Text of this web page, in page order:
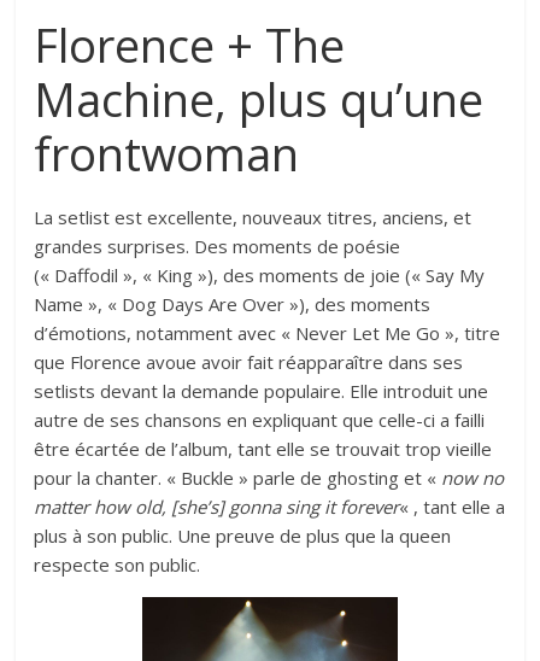
Florence + The
Machine, plus qu’une
frontwoman
La setlist est excellente, nouveaux titres, anciens, et
grandes surprises. Des moments de poésie
(« Daffodil », « King »), des moments de joie (« Say My
Name », « Dog Days Are Over »), des moments
d’émotions, notamment avec « Never Let Me Go », titre
que Florence avoue avoir fait réapparaître dans ses
setlists devant la demande populaire. Elle introduit une
autre de ses chansons en expliquant que celle-ci a failli
être écartée de l’album, tant elle se trouvait trop vieille
pour la chanter. « Buckle » parle de ghosting et « now no
matter how old, [she’s] gonna sing it forever« , tant elle a
plus à son public. Une preuve de plus que la queen
respecte son public.